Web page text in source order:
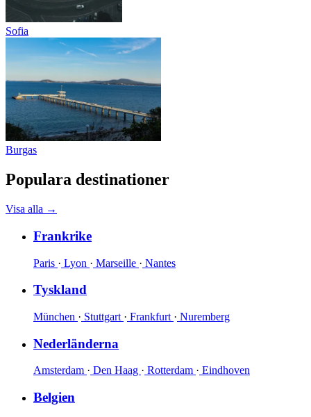
Sofia
Burgas
Populara destinationer
Visa alla →
Frankrike
Paris · Lyon · Marseille · Nantes
Tyskland
München · Stuttgart · Frankfurt · Nuremberg
Nederländerna
Amsterdam · Den Haag · Rotterdam · Eindhoven
Belgien